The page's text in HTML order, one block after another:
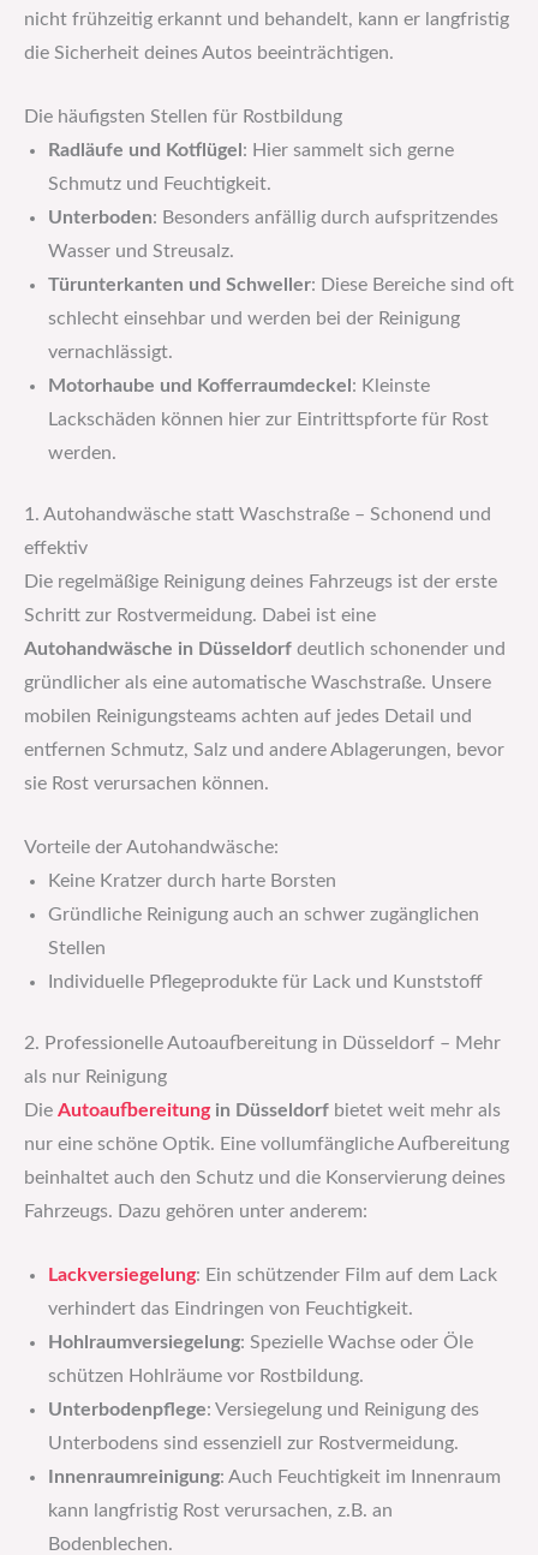
nicht frühzeitig erkannt und behandelt, kann er langfristig
die Sicherheit deines Autos beeinträchtigen.
Die häufigsten Stellen für Rostbildung
Radläufe und Kotflügel : Hier sammelt sich gerne
Schmutz und Feuchtigkeit.
Unterboden: Besonders anfällig durch aufspritzendes
Wasser und Streusalz.
Türunterkanten und Schweller: Diese Bereiche sind oft
schlecht einsehbar und werden bei der Reinigung
vernachlässigt.
Motorhaube und Kofferraumdeckel : Kleinste
Lackschäden können hier zur Eintrittspforte für Rost
werden.
1. Autohandwäsche statt Waschstraße – Schonend und
effektiv
Die regelmäßige Reinigung deines Fahrzeugs ist der erste
Schritt zur Rostvermeidung. Dabei ist eine
Autohandwäsche in Düsseldorf deutlich schonender und
gründlicher als eine automatische Waschstraße. Unsere
mobilen Reinigungsteams achten auf jedes Detail und
entfernen Schmutz, Salz und andere Ablagerungen, bevor
sie Rost verursachen können.
Vorteile der Autohandwäsche:
Keine Kratzer durch harte Borsten
Gründliche Reinigung auch an schwer zugänglichen
Stellen
Individuelle Pflegeprodukte für Lack und Kunststoff
2. Professionelle Autoaufbereitung in Düsseldorf – Mehr
als nur Reinigung
Die Autoaufbereitungin Düsseldorf bietet weit mehr als
nur eine schöne Optik. Eine vollumfängliche Aufbereitung
beinhaltet auch den Schutz und die Konservierung deines
Fahrzeugs. Dazu gehören unter anderem:
Lackversiegelung: Ein schützender Film auf dem Lack
verhindert das Eindringen von Feuchtigkeit.
Hohlraumversiegelung: Spezielle Wachse oder Öle
schützen Hohlräume vor Rostbildung.
Unterbodenpflege: Versiegelung und Reinigung des
Unterbodens sind essenziell zur Rostvermeidung.
Innenraumreinigung: Auch Feuchtigkeit im Innenraum
kann langfristig Rost verursachen, z.B. an
Bodenblechen.